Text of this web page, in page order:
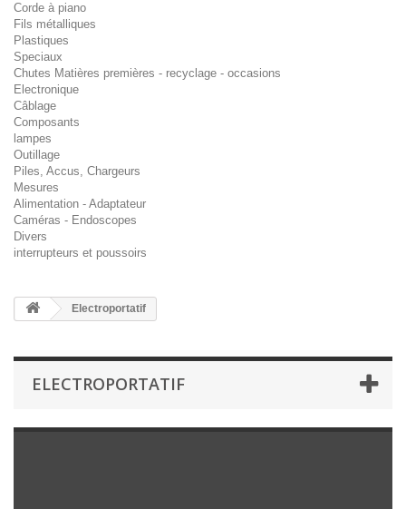
Corde à piano
Fils métalliques
Plastiques
Speciaux
Chutes Matières premières - recyclage - occasions
Electronique
Câblage
Composants
lampes
Outillage
Piles, Accus, Chargeurs
Mesures
Alimentation - Adaptateur
Caméras - Endoscopes
Divers
interrupteurs et poussoirs
Electroportatif
ELECTROPORTATIF